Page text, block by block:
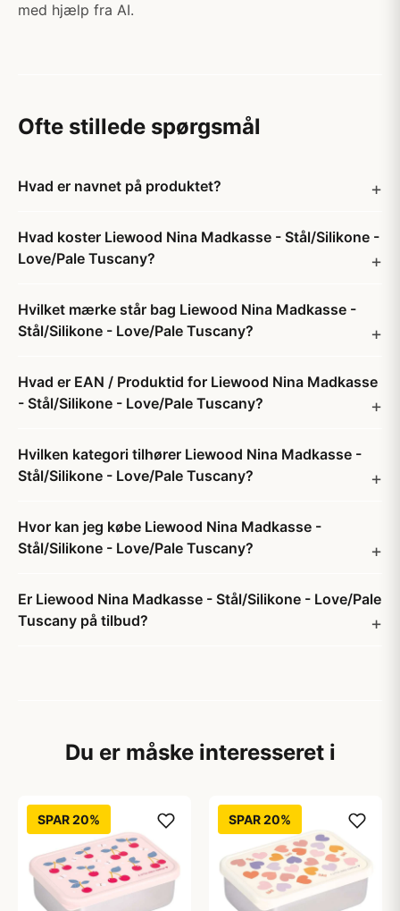
med hjælp fra AI.
Ofte stillede spørgsmål
Hvad er navnet på produktet?
Hvad koster Liewood Nina Madkasse - Stål/Silikone -
Love/Pale Tuscany?
Hvilket mærke står bag Liewood Nina Madkasse -
Stål/Silikone - Love/Pale Tuscany?
Hvad er EAN / Produktid for Liewood Nina Madkasse
- Stål/Silikone - Love/Pale Tuscany?
Hvilken kategori tilhører Liewood Nina Madkasse -
Stål/Silikone - Love/Pale Tuscany?
Hvor kan jeg købe Liewood Nina Madkasse -
Stål/Silikone - Love/Pale Tuscany?
Er Liewood Nina Madkasse - Stål/Silikone - Love/Pale
Tuscany på tilbud?
Du er måske interesseret i
SPAR 20% SPAR 20%